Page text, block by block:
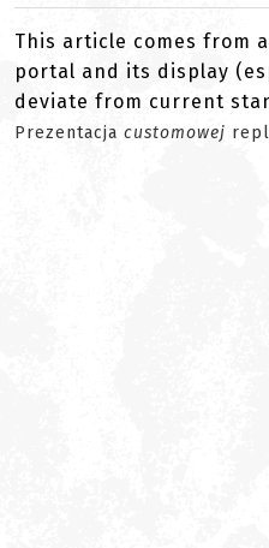
This article comes from
portal and its display
deviate from current
Prezentacja customowej